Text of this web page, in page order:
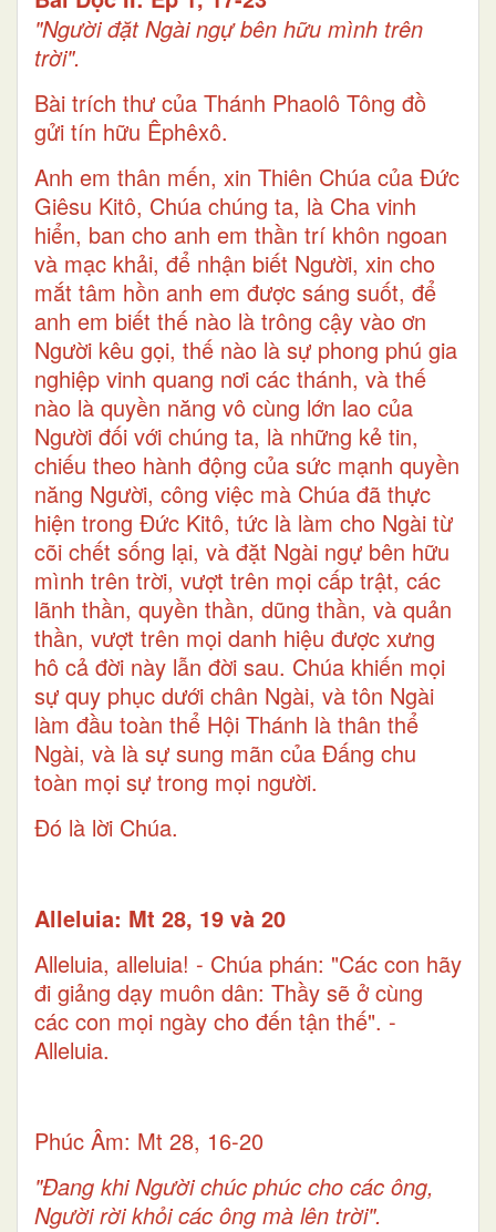
"Người đặt Ngài ngự bên hữu mình trên
trời".
Bài trích thư của Thánh Phaolô Tông đồ
gửi tín hữu Êphêxô.
Anh em thân mến, xin Thiên Chúa của Ðức
Giêsu Kitô, Chúa chúng ta, là Cha vinh
hiển, ban cho anh em thần trí khôn ngoan
và mạc khải, để nhận biết Người, xin cho
mắt tâm hồn anh em được sáng suốt, để
anh em biết thế nào là trông cậy vào ơn
Người kêu gọi, thế nào là sự phong phú gia
nghiệp vinh quang nơi các thánh, và thế
nào là quyền năng vô cùng lớn lao của
Người đối với chúng ta, là những kẻ tin,
chiếu theo hành động của sức mạnh quyền
năng Người, công việc mà Chúa đã thực
hiện trong Ðức Kitô, tức là làm cho Ngài từ
cõi chết sống lại, và đặt Ngài ngự bên hữu
mình trên trời, vượt trên mọi cấp trật, các
lãnh thần, quyền thần, dũng thần, và quản
thần, vượt trên mọi danh hiệu được xưng
hô cả đời này lẫn đời sau. Chúa khiến mọi
sự quy phục dưới chân Ngài, và tôn Ngài
làm đầu toàn thể Hội Thánh là thân thể
Ngài, và là sự sung mãn của Ðấng chu
toàn mọi sự trong mọi người.
Ðó là lời Chúa.
Alleluia: Mt 28, 19 và 20
Alleluia, alleluia! - Chúa phán: "Các con hãy
đi giảng dạy muôn dân: Thầy sẽ ở cùng
các con mọi ngày cho đến tận thế". -
Alleluia.
Phúc Âm: Mt 28, 16-20
"Ðang khi Người chúc phúc cho các ông,
Người rời khỏi các ông mà lên trời".